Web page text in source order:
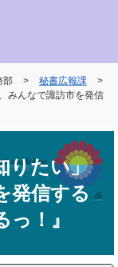
部 > 秘書広報課
>
みんなで諏訪市を発信
りたい」
発信する
！』